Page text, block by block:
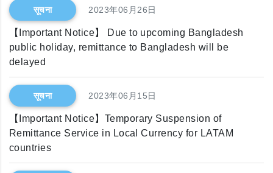
सूचना 2023年06月26日
【Important Notice】 Due to upcoming Bangladesh
public holiday, remittance to Bangladesh will be
delayed
सूचना 2023年06月15日
【Important Notice】Temporary Suspension of
Remittance Service in Local Currency for LATAM
countries